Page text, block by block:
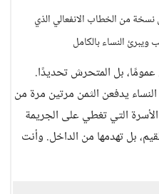
من الخطاب الانفعالي الذي
ويبرئ النساء بالكامل
بل المتحرش تحديدًا.
يدفعن الثمن مرتين مرة من
التي تغطي على الجريمة
بل تهدمها من الداخل. وأنت